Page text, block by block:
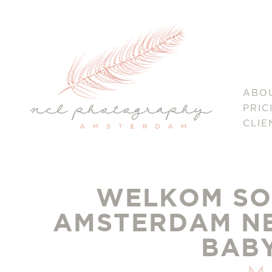
WELKOM
AMSTERDAM